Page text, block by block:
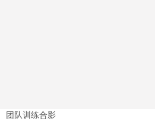
未来！五周年只是一个新的开始，